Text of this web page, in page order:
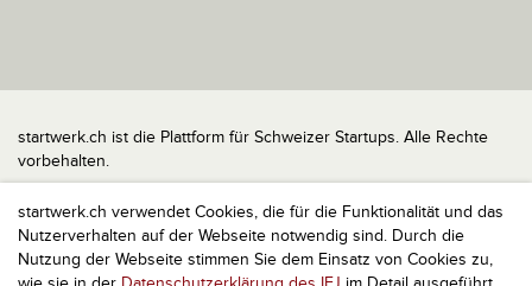
startwerk.ch verwendet Cookies, die für die Funktionalität und das
Nutzerverhalten auf der Webseite notwendig sind. Durch die
Nutzung der Webseite stimmen Sie dem Einsatz von Cookies zu,
startwerk.ch ist die Plattform für Schweizer Startups. Alle Rechte
vorbehalten.
Impressum
Kontakt
nach oben